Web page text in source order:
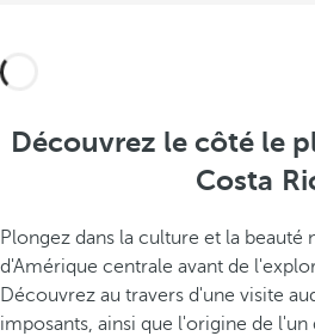
Découvrez le côté le
Costa
Plongez dans la culture et la beauté
d'Amérique centrale avant de
Découvrez au travers d'une visite
imposants, ainsi que l'origine de l'un